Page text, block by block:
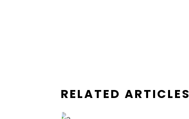
RELATED ARTICLES